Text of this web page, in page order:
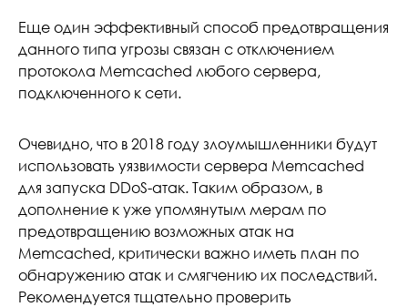
Еще один эффективный способ предотвращения
данного типа угрозы связан с отключением
протокола Memcached любого сервера,
подключенного к сети.
Очевидно, что в 2018 году злоумышленники будут
использовать уязвимости сервера Memcached
для запуска DDoS-атак. Таким образом, в
дополнение к уже упомянутым мерам по
предотвращению возможных атак на
Memcached, критически важно иметь план по
обнаружению атак и смягчению их последствий.
Рекомендуется тщательно проверить